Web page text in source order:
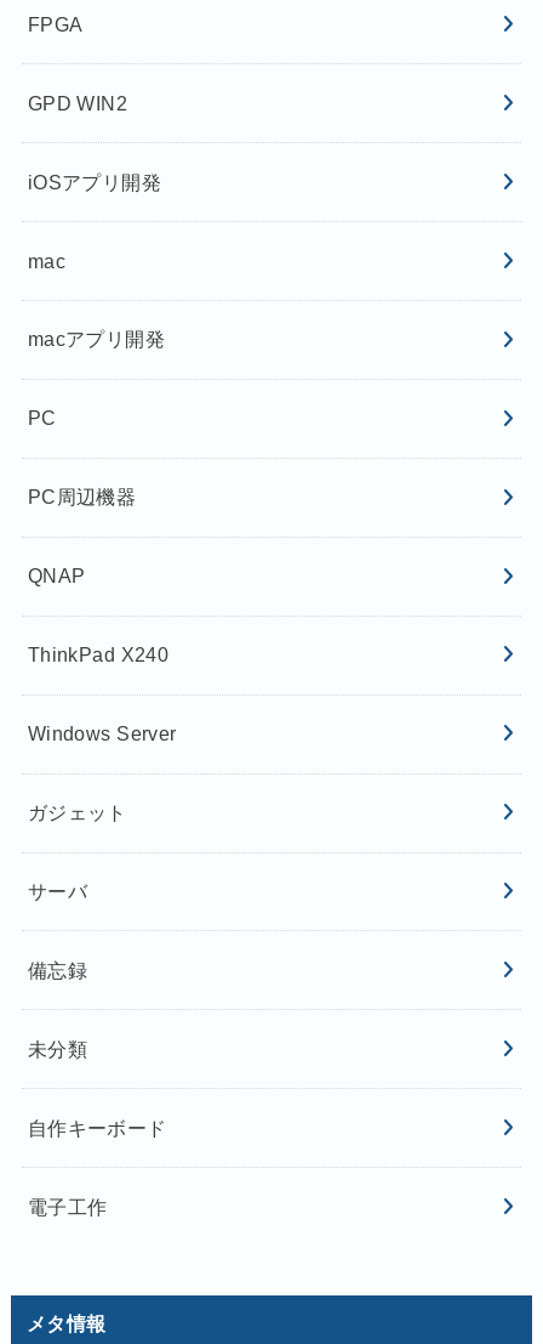
FPGA
GPD WIN2
iOSアプリ開発
mac
macアプリ開発
PC
PC周辺機器
QNAP
ThinkPad X240
Windows Server
ガジェット
サーバ
備忘録
未分類
自作キーボード
電子工作
メタ情報